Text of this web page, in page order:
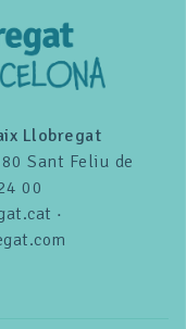
Llobregat
Sant Feliu de
00
·